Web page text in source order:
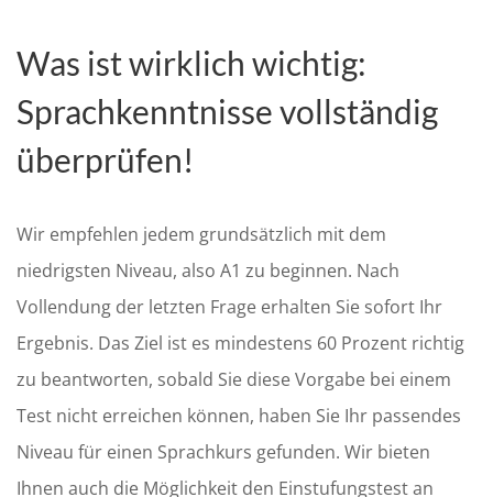
Was ist wirklich wichtig:
Sprachkenntnisse vollständig
überprüfen!
Wir empfehlen jedem grundsätzlich mit dem
niedrigsten Niveau, also A1 zu beginnen. Nach
Vollendung der letzten Frage erhalten Sie sofort Ihr
Ergebnis. Das Ziel ist es mindestens 60 Prozent richtig
zu beantworten, sobald Sie diese Vorgabe bei einem
Test nicht erreichen können, haben Sie Ihr passendes
Niveau für einen Sprachkurs gefunden. Wir bieten
Ihnen auch die Möglichkeit den Einstufungstest an